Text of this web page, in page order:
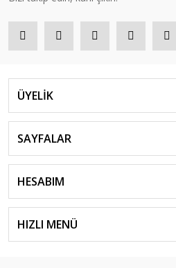
ÜYELİK
SAYFALAR
HESABIM
HIZLI MENÜ